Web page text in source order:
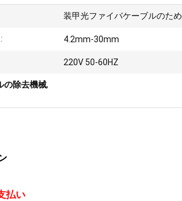
装甲光ファイバケーブルのため
4.2mm-30mm
220V 50-60HZ
の除去機械,
払い